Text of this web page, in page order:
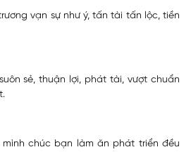
vạn sự như ý, tấn tài tấn lộc, tiền
sẻ, thuận lợi, phát tài, vượt chuẩn
chúc bạn làm ăn phát triển đều